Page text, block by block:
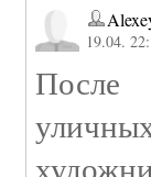
19.04.
После